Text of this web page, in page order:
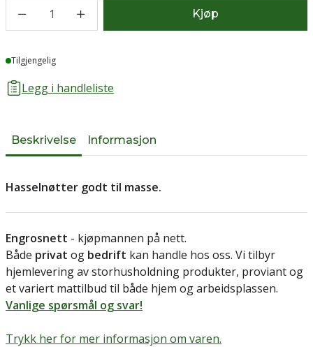
1 Kjøp
Lager
Tilgjengelig
Legg i handleliste
Beskrivelse Informasjon
Hasselnøtter godt til masse.
Engrosnett - kjøpmannen på nett.
Både privat og bedrift kan handle hos oss. Vi tilbyr
hjemlevering av storhusholdning produkter, proviant og
et variert mattilbud til både hjem og arbeidsplassen.
Vanlige spørsmål og svar!
Trykk her for mer informasjon om varen.